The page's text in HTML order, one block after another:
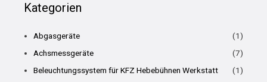
Kategorien
Abgasgeräte
(1)
Achsmessgeräte
(7)
Beleuchtungssystem für KFZ Hebebühnen Werkstatt
(1)